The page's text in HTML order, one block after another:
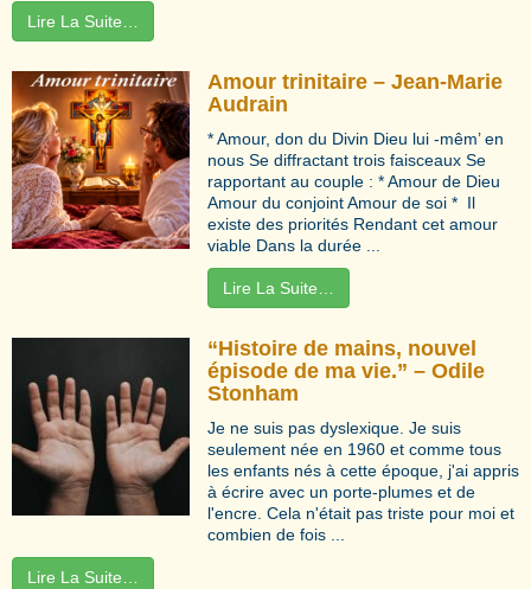
Lire La Suite…
Amour trinitaire – Jean-Marie
Audrain
* Amour, don du Divin Dieu lui -mêm’ en
nous Se diffractant trois faisceaux Se
rapportant au couple : * Amour de Dieu
Amour du conjoint Amour de soi * Il
existe des priorités Rendant cet amour
viable Dans la durée ...
Lire La Suite…
“Histoire de mains, nouvel
épisode de ma vie.” – Odile
Stonham
Je ne suis pas dyslexique. Je suis
seulement née en 1960 et comme tous
les enfants nés à cette époque, j'ai appris
à écrire avec un porte-plumes et de
l'encre. Cela n'était pas triste pour moi et
combien de fois ...
Lire La Suite…